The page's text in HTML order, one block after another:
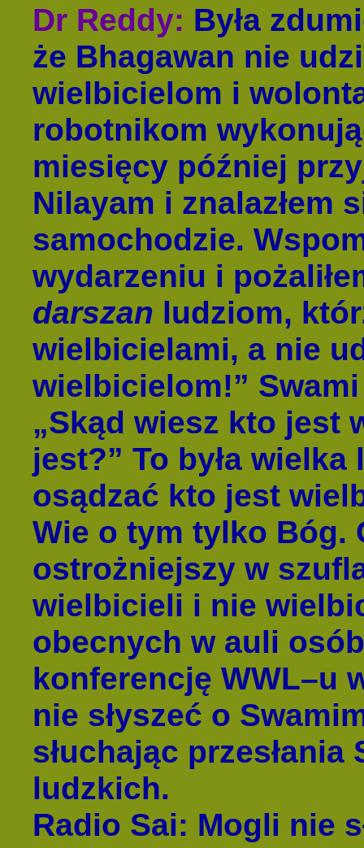
Dr Reddy: Była
że Bhagawan nie
wielbicielom i
robotnikom
miesięcy później
Nilayam i znalazłem
samochodzie.
wydarzeniu i
darszan ludziom,
wielbicielami, a nie
wielbicielom!” Swami
„Skąd wiesz kto jest
jest?” To była
osądzać kto jest
Wie o tym tylko Bóg.
ostrożniejszy w
wielbicieli i nie
obecnych w auli
konferencję WWL–u
nie słyszeć o
słuchając
ludzkich.
Radio Sai: Mogli nie